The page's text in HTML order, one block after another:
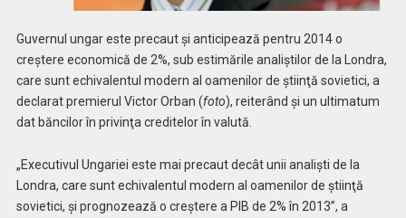
Guvernul ungar este precaut şi anticipează pentru 2014 o
creştere economică de 2%, sub estimările analiştilor de la Londra,
care sunt echivalentul modern al oamenilor de ştiinţă sovietici, a
declarat premierul Victor Orban (foto), reiterând şi un ultimatum
dat băncilor în privinţa creditelor în valută.
„Executivul Ungariei este mai precaut decât unii analişti de la
Londra, care sunt echivalentul modern al oamenilor de ştiinţă
sovietici, şi prognozează o creştere a PIB de 2% în 2013”, a